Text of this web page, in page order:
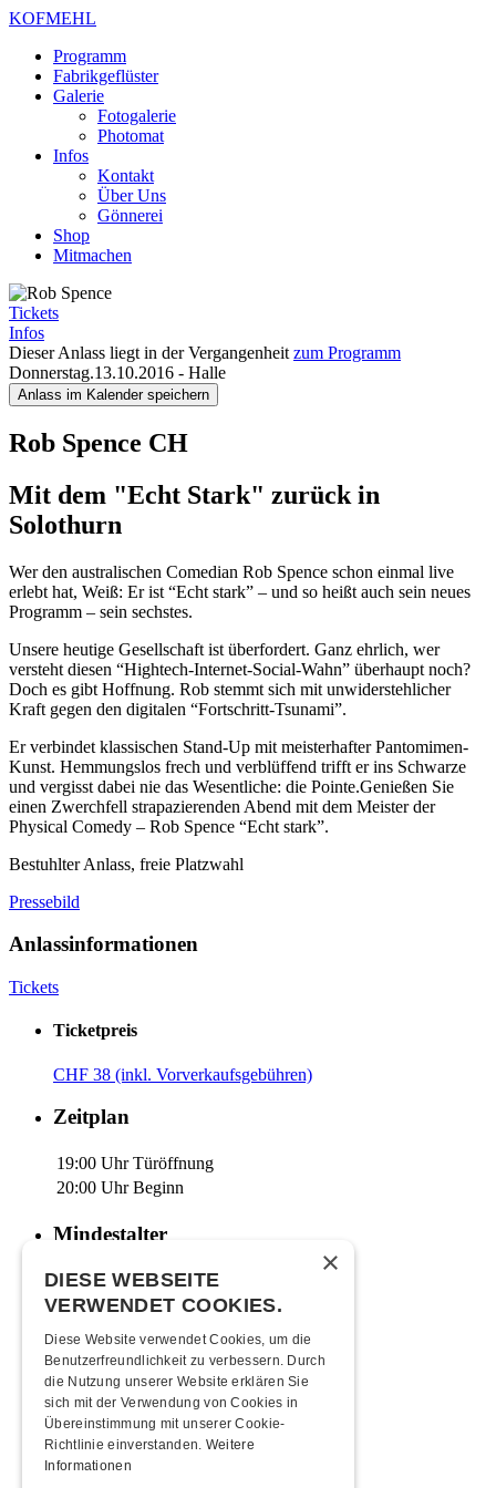
KOFMEHL
Programm
Fabrikgeflüster
Galerie
Fotogalerie
Photomat
Infos
Kontakt
Über Uns
Gönnerei
Shop
Mitmachen
Tickets
Infos
Dieser Anlass liegt in der Vergangenheit zum Programm
Donnerstag.13.10.2016 - Halle
Anlass im Kalender speichern
Rob Spence CH
Mit dem "Echt Stark" zurück in
Solothurn
Wer den australischen Comedian Rob Spence schon einmal live
erlebt hat, Weiß: Er ist “Echt stark” – und so heißt auch sein neues
Programm – sein sechstes.
Unsere heutige Gesellschaft ist überfordert. Ganz ehrlich, wer
versteht diesen “Hightech-Internet-Social-Wahn” überhaupt noch?
Doch es gibt Hoffnung. Rob stemmt sich mit unwiderstehlicher
Kraft gegen den digitalen “Fortschritt-Tsunami”.
Er verbindet klassischen Stand-Up mit meisterhafter Pantomimen-
Kunst. Hemmungslos frech und verblüffend trifft er ins Schwarze
und vergisst dabei nie das Wesentliche: die Pointe.Genießen Sie
einen Zwerchfell strapazierenden Abend mit dem Meister der
Physical Comedy – Rob Spence “Echt stark”.
Bestuhlter Anlass, freie Platzwahl
Pressebild
Anlassinformationen
Tickets
Ticketpreis
CHF 38 (inkl. Vorverkaufsgebühren)
Zeitplan
19:00 Uhr Türöffnung
20:00 Uhr Beginn
Mindestalter
Kein Mindestalter bei diesem Anlass
Anreise
Mit den ÖVs | Mit dem Auto | Zu Fuss
Übernachten
Jugendherberge Sol. (inkl Rabatt)
Hotel Kreuz Solothurn
×
DIESE WEBSEITE
VERWENDET COOKIES.
Diese Website verwendet Cookies, um die
Benutzerfreundlichkeit zu verbessern. Durch
die Nutzung unserer Website erklären Sie
sich mit der Verwendung von Cookies in
Übereinstimmung mit unserer Cookie-
Richtlinie einverstanden. Weitere
Informationen